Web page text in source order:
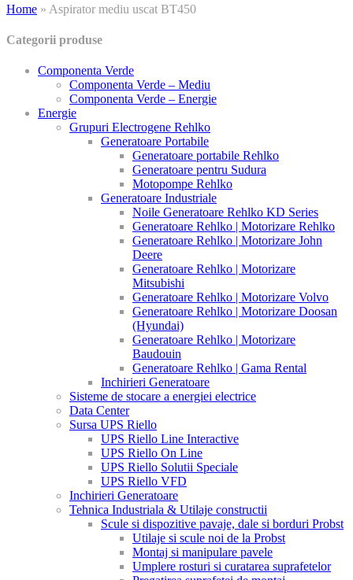
Home » Aspirator mediu uscat BT450
Categorii produse
Componenta Verde
Componenta Verde – Mediu
Componenta Verde – Energie
Energie
Grupuri Electrogene Rehlko
Generatoare Portabile
Generatoare portabile Rehlko
Generatoare pentru Sudura
Motopompe Rehlko
Generatoare Industriale
Noile Generatoare Rehlko KD Series
Generatoare Rehlko | Motorizare Rehlko
Generatoare Rehlko | Motorizare John
Deere
Generatoare Rehlko | Motorizare
Mitsubishi
Generatoare Rehlko | Motorizare Volvo
Generatoare Rehlko | Motorizare Doosan
(Hyundai)
Generatoare Rehlko | Motorizare
Baudouin
Generatoare Rehlko | Gama Rental
Inchirieri Generatoare
Sisteme de stocare a energiei electrice
Data Center
Sursa UPS Riello
UPS Riello Line Interactive
UPS Riello On Line
UPS Riello Solutii Speciale
UPS Riello VFD
Inchirieri Generatoare
Tehnica Industriala & Utilaje constructii
Scule si dispozitive pavaje, dale si borduri Probst
Utilaje si scule noi de la Probst
Montaj si manipulare pavele
Umplere rosturi si curatarea suprafetelor